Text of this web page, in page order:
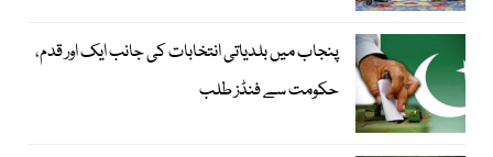
پنجاب میں بلدیاتی انتخابات کی جانب ایک اور قدم،
حکومت سے فنڈز طلب